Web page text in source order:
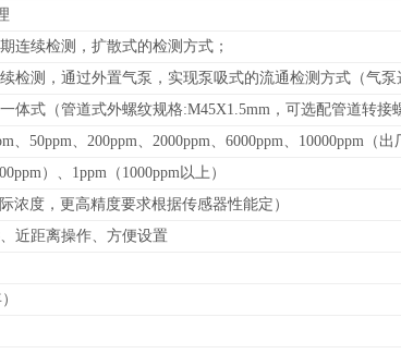
连续检测，扩散式的检测方式；
检测，通过外置气泵，实现泵吸式的流通检测方式（气泵
一体式（管道式外螺纹规格:M45X1.5mm，可选配管道转接
、50ppm、200ppm、2000ppm、6000ppm、10000ppm （ 出
）、1ppm（1000ppm以上）
浓度，更高精度要求根据传感器性能定）
近距离操作、方便设置